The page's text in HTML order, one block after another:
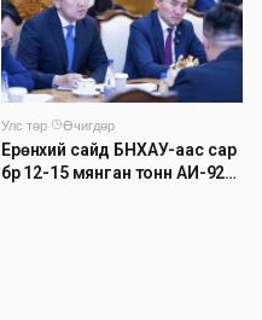
Улс төр·
Өчигдөр
Ерөнхий сайд БНХАУ-аас сар
бүр 12-15 мянган тонн АИ-92